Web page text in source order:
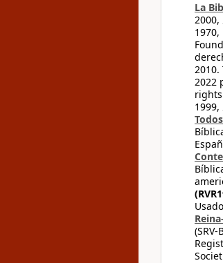
La
2000,
1970,
2010.
2022
Todos